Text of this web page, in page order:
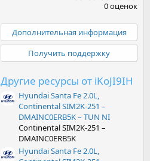
.
0
0
в
ё
з
0 оценок
Дополнительная информация
Получить поддержку
Другие ресурсы от iKoJI9IH
Hyundai Santa Fe 2.0L,
Continental SIM2K-251 –
DMAINC0ERB5K – TUN NI
Continental SIM2K-251 –
DMAINC0ERB5K
Hyundai Santa Fe 2.0L,